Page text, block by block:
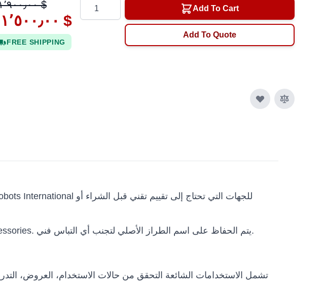
١١٬٩٠٠٫٠٠ $
١١٬٥٠٠٫٠٠ $
FREE SHIPPING
Add To Cart
Add To Quote
والفئات المرتبطة تشمل Unitree, Robot Arms, Accessories. يتم الحفاظ على اسم الطراز الأصلي لتجنب أي التباس فني.
تشمل الاستخدامات الشائعة التحقق من حالات الاستخدام، العروض،